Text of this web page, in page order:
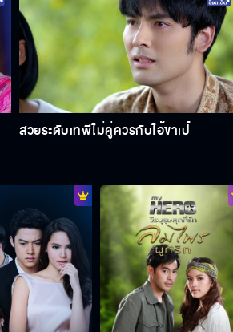
สวยระดับเทพีไม่คู่ควรกับไอ้ขาเป๋